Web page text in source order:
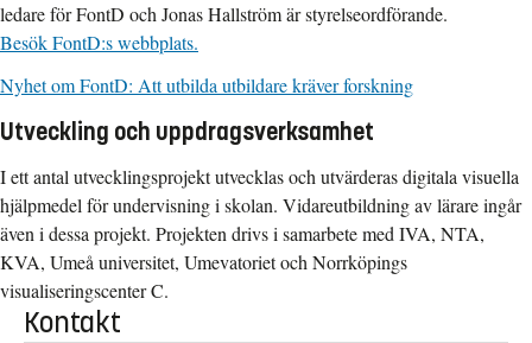
ledare för FontD och Jonas Hallström är styrelseordförande.
Besök FontD:s webbplats.
Nyhet om FontD: Att utbilda utbildare kräver forskning
Utveckling och uppdragsverksamhet
I ett antal utvecklingsprojekt utvecklas och utvärderas digitala visuella
hjälpmedel för undervisning i skolan. Vidareutbildning av lärare ingår
även i dessa projekt. Projekten drivs i samarbete med IVA, NTA,
KVA, Umeå universitet, Umevatoriet och Norrköpings
visualiseringscenter C.
Kontakt